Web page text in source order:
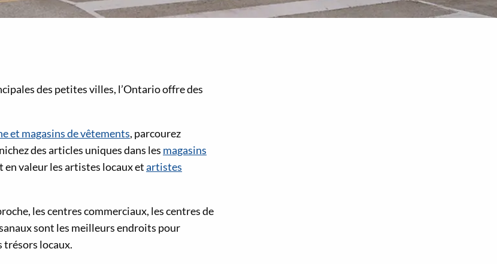
des petites villes, l’Ontario offre des
et magasins de vêtements, parcourez
des articles uniques dans les magasins
en valeur les artistes locaux etartistes
les centres commerciaux, les centres de
sont les meilleurs endroits pour
trésors locaux.